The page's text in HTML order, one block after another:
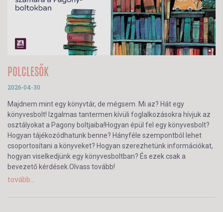
POLCLESŐK
2026-04-30
Majdnem mint egy könyvtár, de mégsem. Mi az? Hát egy
könyvesbolt! Izgalmas tantermen kívüli foglalkozásokra hívjuk az
osztályokat a Pagony boltjaiba!Hogyan épül fel egy könyvesbolt?
Hogyan tájékozódhatunk benne? Hányféle szempontból lehet
csoportosítani a könyveket? Hogyan szerezhetünk információkat,
hogyan viselkedjünk egy könyvesboltban? És ezek csak a
bevezető kérdések.Olvass tovább!
tovább...